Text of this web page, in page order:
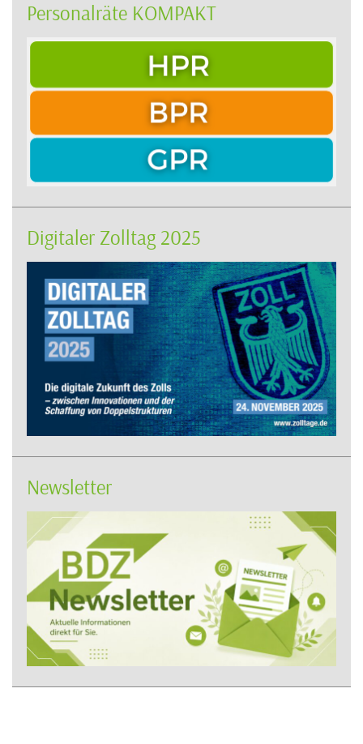
Personalräte KOMPAKT
Digitaler Zolltag 2025
Newsletter